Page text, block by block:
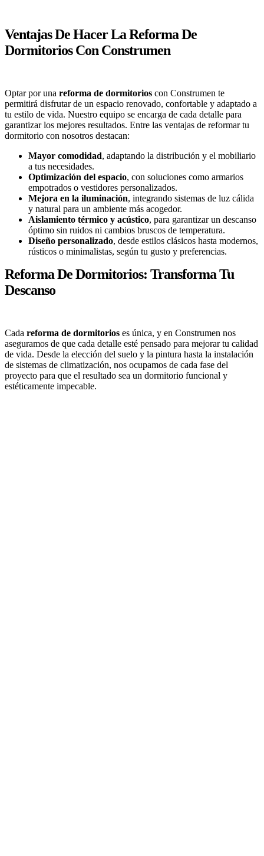
Ventajas De Hacer La Reforma De
Dormitorios Con Construmen
Optar por una reforma de dormitorios con Construmen te
permitirá disfrutar de un espacio renovado, confortable y adaptado a
tu estilo de vida. Nuestro equipo se encarga de cada detalle para
garantizar los mejores resultados. Entre las ventajas de reformar tu
dormitorio con nosotros destacan:
Mayor comodidad, adaptando la distribución y el mobiliario
a tus necesidades.
Optimización del espacio, con soluciones como armarios
empotrados o vestidores personalizados.
Mejora en la iluminación, integrando sistemas de luz cálida
y natural para un ambiente más acogedor.
Aislamiento térmico y acústico, para garantizar un descanso
óptimo sin ruidos ni cambios bruscos de temperatura.
Diseño personalizado, desde estilos clásicos hasta modernos,
rústicos o minimalistas, según tu gusto y preferencias.
Reforma De Dormitorios: Transforma Tu
Descanso
Cada reforma de dormitorios es única, y en Construmen nos
aseguramos de que cada detalle esté pensado para mejorar tu calidad
de vida. Desde la elección del suelo y la pintura hasta la instalación
de sistemas de climatización, nos ocupamos de cada fase del
proyecto para que el resultado sea un dormitorio funcional y
estéticamente impecable.